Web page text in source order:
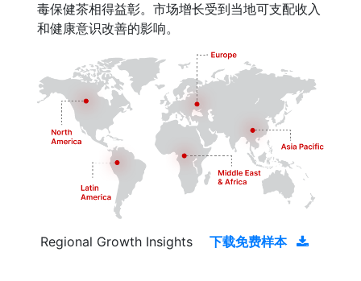
毒保健茶相得益彰。市场增长受到当地可支配收入
和健康意识改善的影响。
Regional Growth Insights 下载免费样本